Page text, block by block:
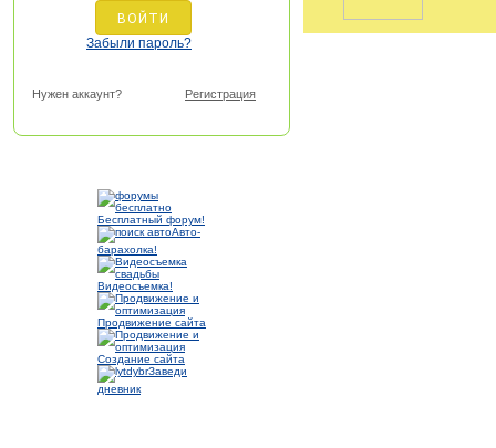
Забыли пароль?
Нужен аккаунт? Регистрация
Бесплатный форум!
Авто-
барахолка!
Видеосъемка!
Продвижение сайта
Создание сайта
Заведи
дневник